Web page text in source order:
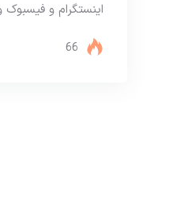
اینستگرام و
66